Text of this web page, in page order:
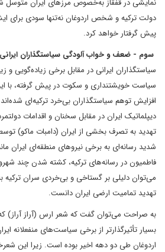
نمایشی در قفقاز به‌خصوص مرزهای ایران متوسل
دولت ترکیه و شخص اردوغان نه‌تنها سودی برای
پیش گرفتار خواهد کرد.
سوم - ضعف و خواب آلودگی سیاستگذاران
سیاستگذاران ایرانی در مقابل برخی زیاده‌گویی و
سیاست خویشتنداری و سکوت در پیش گرفته،
افزایش توهم سیاستگذاران بی‌خرد ترکیه‌ای
دیپلماتیک ایران در مقابل سخنان و اقدامات
تهدید به تصرف بخشی از ایران (دامبات ماکو)
شدید رسانه‌ای به برخی نیروهای منطقه‌ای ایران
فاطمیون در رسانه‌های ترکیه، کشته شدن چند
می‌توان دلیلی بر گستاخی و بی‌خردی سران
تهدید تمامیت ارضی ایران دانست.
به صراحت می‌توان گفت که شعر ارس (آراز آراز)
بسیار تأثیرگذارتر از برخی سیاست‌های منفعلانه
اردوغان طی دو دهه اخیر بوده است. زیرا این